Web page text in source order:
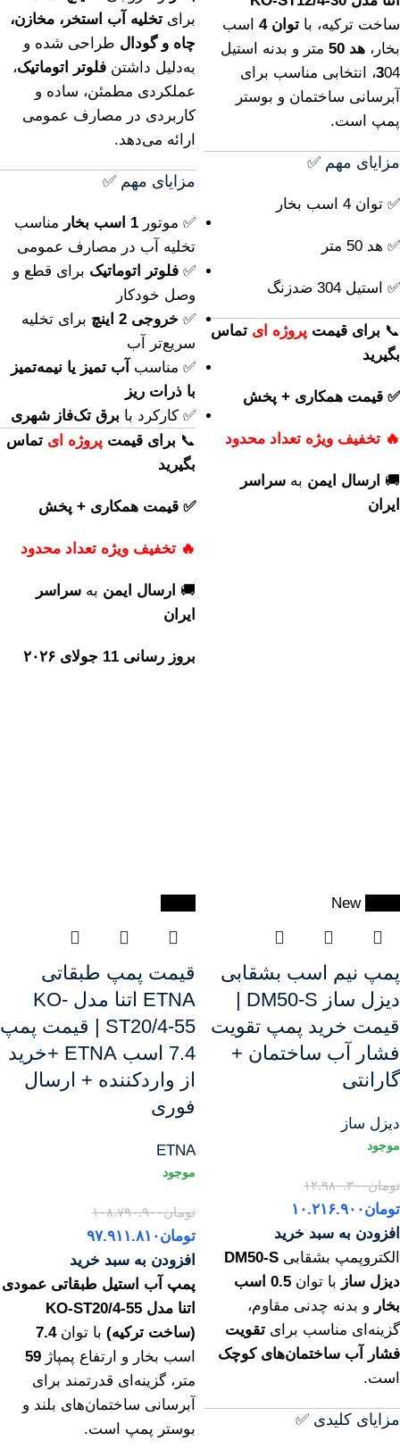
ساخت ترکیه، با توان 4
اسب
بخار، هد 50
متر و بدنه استیل
304، انتخابی مناسب برای
آبرسانی ساختمان و بوستر
پمپ است.
مزایای مهم ✅
✅ توان 4 اسب بخار
✅ هد 50 متر
✅ استیل 304 ضدزنگ
📞 برای قیمت پروژه ای تماس
بگیرید
✅ قیمت همکاری + پخش
🔥 تخفیف ویژه تعداد محدود
🚚 ارسال ایمن به سراسر
ایران
برای تخلیه آب استخر، مخازن،
چاه و گودال طراحی شده و
به‌دلیل داشتن فلوتر اتوماتیک،
عملکردی مطمئن، ساده و
کاربردی در مصارف عمومی
ارائه می‌دهد.
مزایای مهم ✅
✅ موتور 1 اسب بخار
مناسب
تخلیه آب در مصارف عمومی
✅ فلوتر اتوماتیک برای قطع و
وصل خودکار
✅ خروجی 2 اینچ
برای تخلیه
سریع‌تر آب
✅ مناسب آب تمیز یا نیمه‌تمیز
با ذرات ریز
✅ کارکرد با برق تک‌فاز شهری
📞 برای قیمت پروژه ای تماس
بگیرید
✅ قیمت همکاری + پخش
🔥 تخفیف ویژه تعداد محدود
🚚 ارسال ایمن به سراسر
ایران
بروز رسانی 11 جولای ۲۰۲۶
New
پمپ نیم اسب بشقابی
دیزل ساز DM50‑S |
قیمت خرید پمپ تقویت
فشار آب ساختمان +
گارانتی
دیزل ساز
تومان۱۲.۹۸۰.۳۰۰
تومان۱۰.۲۱۶.۹۰۰
افزودن به سبد خرید
الکتروپمپ بشقابی DM50‑S
دیزل ساز با توان
0.5 اسب
بخار و بدنه چدنی مقاوم،
گزینه‌ای مناسب برای تقویت
فشار آب ساختمان‌های کوچک
است.
مزایای کلیدی ✅
قیمت پمپ طبقاتی
ETNA اتنا مدل KO-
ST20/4-55 | قیمت پمپ
7.4 اسب ETNA +خرید
از واردکننده + ارسال
فوری
ETNA
تومان۱۰۸.۷۹۰.۹۰۰
تومان۹۷.۹۱۱.۸۱۰
افزودن به سبد خرید
پمپ آب استیل طبقاتی عمودی
اتنا مدل KO-ST20/4-55
(ساخت ترکیه) با توان7.4
اسب بخار و ارتفاع پمپاژ 59
متر، گزینه‌ای قدرتمند برای
آبرسانی ساختمان‌های بلند و
بوستر پمپ است.